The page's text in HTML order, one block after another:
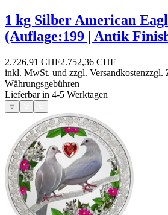
1 kg Silber American
(Auflage:199 | Antik
2.726,91 CHF2.752,36 CHF
inkl. MwSt. und zzgl. Versandkostenzzgl.
Währungsgebühren
Lieferbar in 4-5 Werktagen